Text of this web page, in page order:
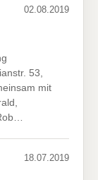
02.08.2019
53,
mit
18.07.2019